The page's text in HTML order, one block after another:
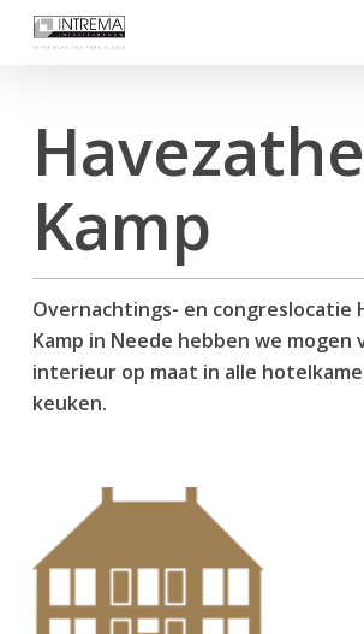
Kamp
Overnachtings- en congreslocatie
Kamp in Neede hebben we mogen
interieur op maat in alle
keuken.